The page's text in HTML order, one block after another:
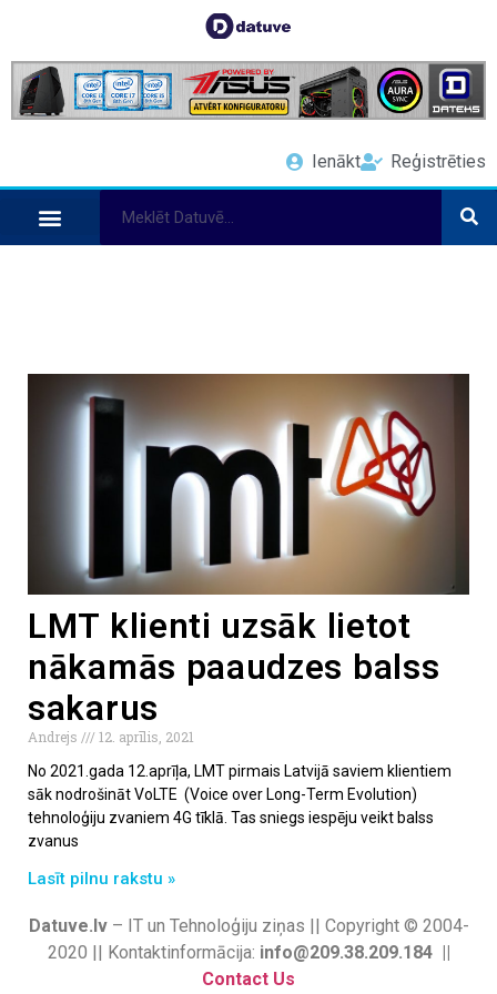
Ienākt Reģistrēties
LMT klienti uzsāk lietot
nākamās paaudzes balss
sakarus
Andrejs
12. aprīlis, 2021
No 2021.gada 12.aprīļa, LMT pirmais Latvijā saviem klientiem
sāk nodrošināt VoLTE (Voice over Long-Term Evolution)
tehnoloģiju zvaniem 4G tīklā. Tas sniegs iespēju veikt balss
zvanus
Lasīt pilnu rakstu »
Datuve.lv– IT un Tehnoloģiju ziņas || Copyright © 2004-
2020 || Kontaktinformācija: info@209.38.209.184 ||
Contact Us